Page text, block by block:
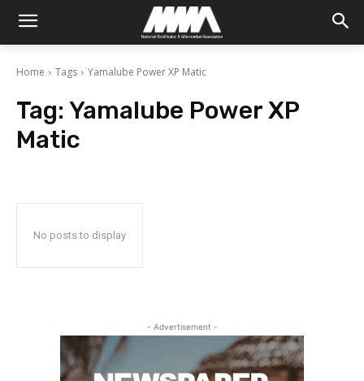
Home Tags Yamalube Power XP Matic
Tag: Yamalube Power XP
Matic
No posts to display
- Advertisement -